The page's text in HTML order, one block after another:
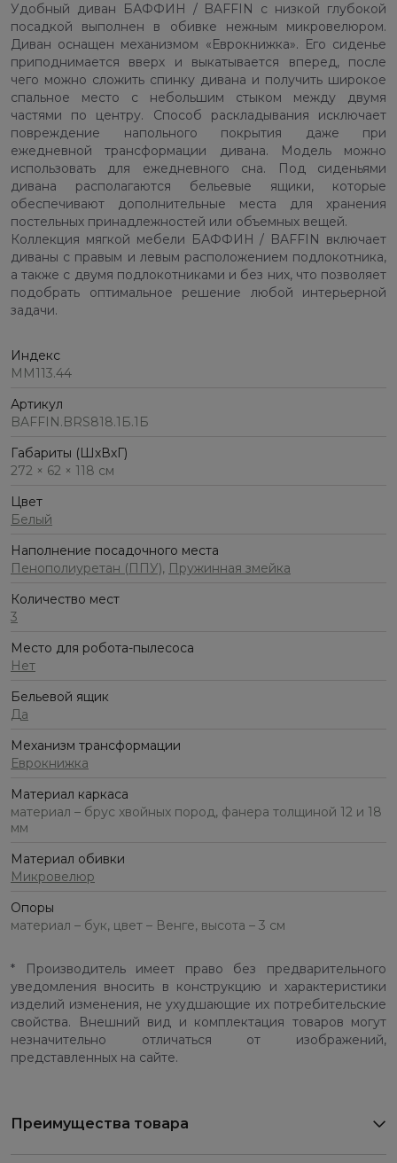
Удобный диван БАФФИН / BAFFIN с низкой глубокой
посадкой выполнен в обивке нежным микровелюром.
Диван оснащен механизмом «Еврокнижка». Его сиденье
приподнимается вверх и выкатывается вперед, после
чего можно сложить спинку дивана и получить широкое
спальное место с небольшим стыком между двумя
частями по центру. Способ раскладывания исключает
повреждение напольного покрытия даже при
ежедневной трансформации дивана. Модель можно
использовать для ежедневного сна. Под сиденьями
дивана располагаются бельевые ящики, которые
обеспечивают дополнительные места для хранения
постельных принадлежностей или объемных вещей.
Коллекция мягкой мебели БАФФИН / BAFFIN включает
диваны с правым и левым расположением подлокотника,
а также с двумя подлокотниками и без них, что позволяет
подобрать оптимальное решение любой интерьерной
задачи.
Индекс
ММ113.44
Артикул
BAFFIN.BRS818.1Б.1Б
Габариты (ШхВхГ)
272 × 62 × 118 см
Цвет
Белый
Наполнение посадочного места
Пенополиуретан (ППУ), Пружинная змейка
Количество мест
3
Место для робота-пылесоса
Нет
Бельевой ящик
Да
Механизм трансформации
Еврокнижка
Материал каркаса
материал – брус хвойных пород, фанера толщиной 12 и 18
мм
Материал обивки
Микровелюр
Опоры
материал – бук, цвет – Венге, высота – 3 см
* Производитель имеет право без предварительного
уведомления вносить в конструкцию и характеристики
изделий изменения, не ухудшающие их потребительские
свойства. Внешний вид и комплектация товаров могут
незначительно отличаться от изображений,
представленных на сайте.
Преимущества товара